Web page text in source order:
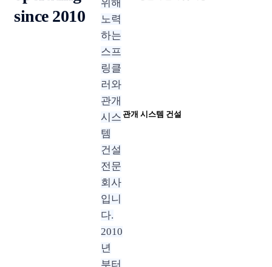
since 2010
위해
노력
하는
스프
링클
러와
관개
시스
템
건설
전문
회사
입니
다.
2010
년
부터
관개 시스템 건설